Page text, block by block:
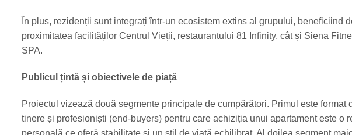
În plus, rezidenții sunt integrați într-un ecosistem extins al grupului, beneficiind
proximitatea facilităților Centrul Vieții, restaurantului 81 Infinity, cât și Siena
SPA.
Publicul țintă și obiectivele de piață
Proiectul vizează două segmente principale de cumpărători. Primul este format
tinere și profesioniști (end-buyers) pentru care achiziția unui apartament este o
personală ce oferă stabilitate și un stil de viață echilibrat. Al doilea segment